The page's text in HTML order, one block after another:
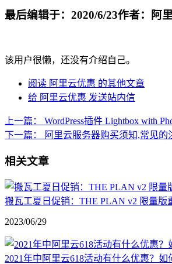
最后编辑于：2020/6/23作者：阿
该用户很懒，还没有介绍自己。
阅读 阿里云优惠 的其他文章
给 阿里云优惠 发送站内信
上一篇：
WordPress插件 Lightbox with
下一篇：
阿里云服务器购买须知,常见的
相关文章
搬瓦工夏日促销：THE PLAN v2 限量版
2023/06/29
2021年中阿里云618活动有什么优惠？如